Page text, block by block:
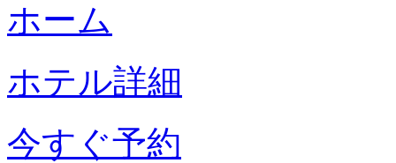
ホーム
ホテル詳細
今すぐ予約